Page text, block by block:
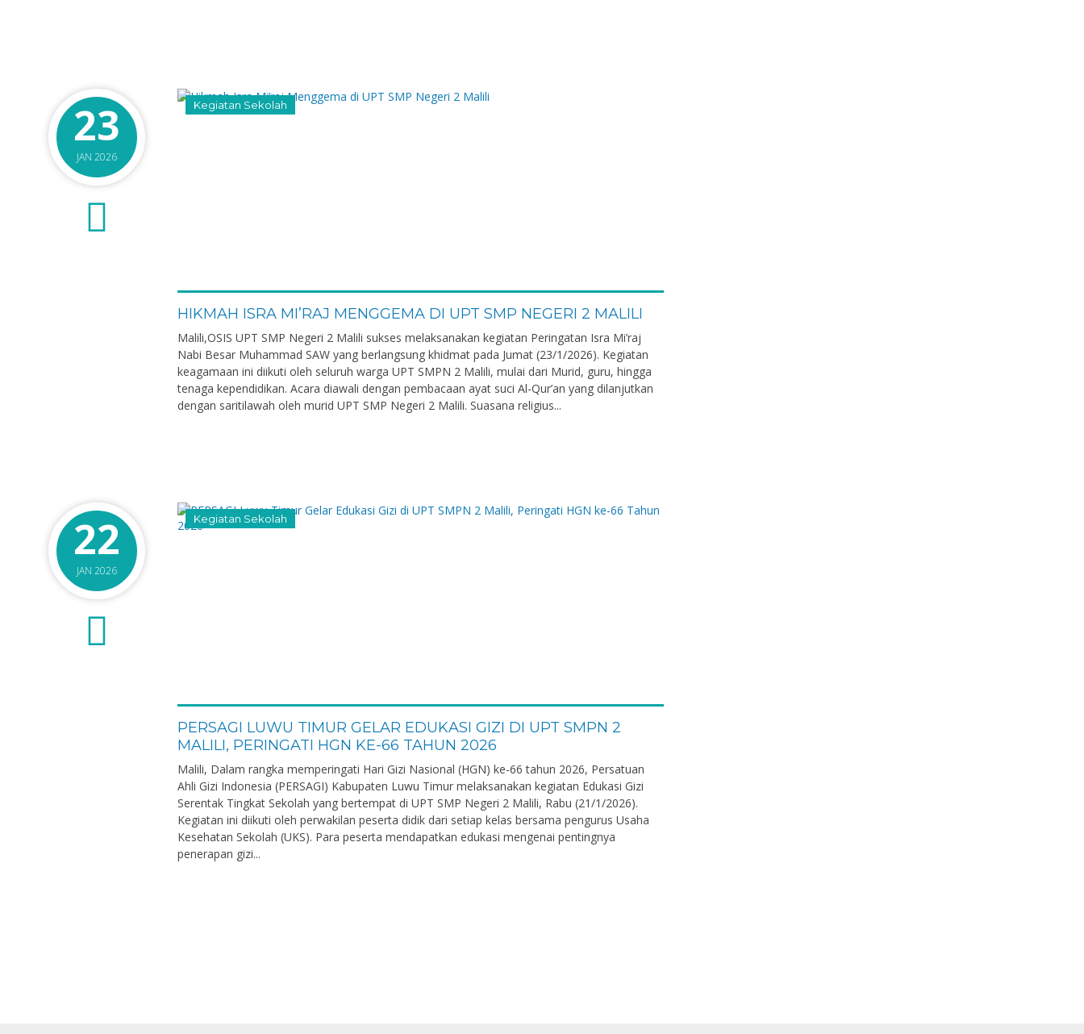
23
JAN 2026
Kegiatan Sekolah
HIKMAH ISRA MI’RAJ MENGGEMA DI UPT SMP NEGERI 2 MALILI
Malili,OSIS UPT SMP Negeri 2 Malili sukses melaksanakan kegiatan Peringatan Isra Mi’raj
Nabi Besar Muhammad SAW yang berlangsung khidmat pada Jumat (23/1/2026). Kegiatan
keagamaan ini diikuti oleh seluruh warga UPT SMPN 2 Malili, mulai dari Murid, guru, hingga
tenaga kependidikan. Acara diawali dengan pembacaan ayat suci Al-Qur’an yang dilanjutkan
dengan saritilawah oleh murid UPT SMP Negeri 2 Malili. Suasana religius...
22
JAN 2026
Kegiatan Sekolah
PERSAGI LUWU TIMUR GELAR EDUKASI GIZI DI UPT SMPN 2
MALILI, PERINGATI HGN KE-66 TAHUN 2026
Malili, Dalam rangka memperingati Hari Gizi Nasional (HGN) ke-66 tahun 2026, Persatuan
Ahli Gizi Indonesia (PERSAGI) Kabupaten Luwu Timur melaksanakan kegiatan Edukasi Gizi
Serentak Tingkat Sekolah yang bertempat di UPT SMP Negeri 2 Malili, Rabu (21/1/2026).
Kegiatan ini diikuti oleh perwakilan peserta didik dari setiap kelas bersama pengurus Usaha
Kesehatan Sekolah (UKS). Para peserta mendapatkan edukasi mengenai pentingnya
penerapan gizi...